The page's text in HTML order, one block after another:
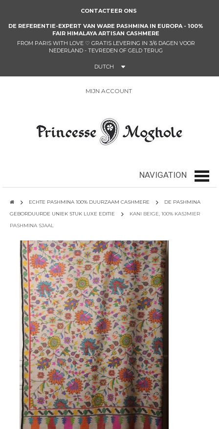
CONTACTEER ONS
DE REFERENTIE-EXPERT VAN WARE PASHMINA IN EUROPA - 100%
FAIR HIMALAYA ARTISAN CASHMERE
FROM PARIS WITH LOVE ♡ GRATIS LEVERING IN 3/6 DAGEN VOOR
NEDERLAND - TEVREDEN OF GELD TERUG
DUTCH
MIJN ACCOUNT
NAVIGATION
ECHTE PASHMINA 100% DUURZAAM CASHMERE
DE PASHMINA
GEBORDUURDE UNIEK STUK LUXE EDITIE
KANI BEIGE, 100% KASJMIER
PASHMINA SJAAL